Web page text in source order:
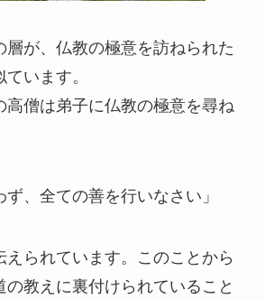
層が、仏教の極意を訪ねられた
います。
高僧は弟子に仏教の極意を尋ね
ず、全ての善を行いなさい」
えられています。このことから
の教えに裏付けられていること